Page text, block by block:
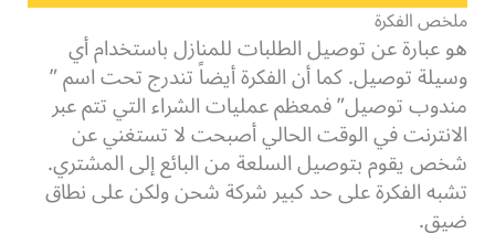
ملخص الفكرة
هو عبارة عن توصيل الطلبات للمنازل باستخدام أي
وسيلة توصيل. كما أن الفكرة أيضاً تندرج تحت اسم ”
مندوب توصيل” فمعظم عمليات الشراء التي تتم عبر
الانترنت في الوقت الحالي أصبحت لا تستغني عن
شخص يقوم بتوصيل السلعة من البائع إلى المشتري.
تشبه الفكرة على حد كبير شركة شحن ولكن على نطاق
ضيق.